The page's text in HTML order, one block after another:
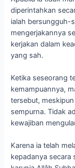
diperintahkan
ialah bersungguh-
mengerjakannya
kerjakan dalam
yang sah.
Ketika seseorang
kemampuannya,
tersebut,
sempurna. Tidak
kewajiban
Karena ia telah
kepadanya secara